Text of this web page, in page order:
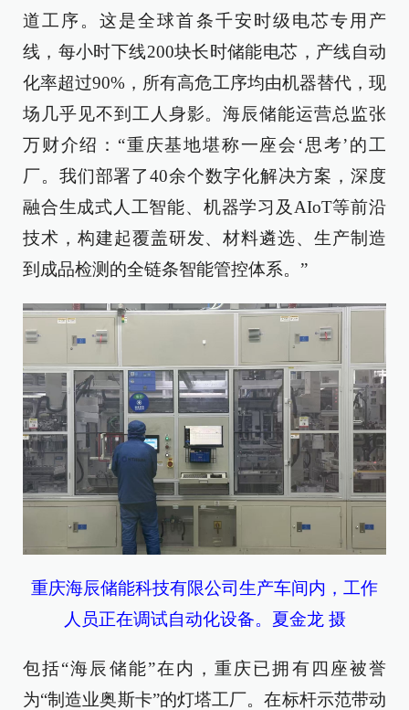
道工序。这是全球首条千安时级电芯专用产
线，每小时下线200块长时储能电芯，产线自动
化率超过90%，所有高危工序均由机器替代，现
场几乎见不到工人身影。海辰储能运营总监张
万财介绍：“重庆基地堪称一座会‘思考’的工
厂。我们部署了40余个数字化解决方案，深度
融合生成式人工智能、机器学习及AIoT等前沿
技术，构建起覆盖研发、材料遴选、生产制造
到成品检测的全链条智能管控体系。”
重庆海辰储能科技有限公司生产车间内，工作
人员正在调试自动化设备。夏金龙 摄
包括“海辰储能”在内，重庆已拥有四座被誉
为“制造业奥斯卡”的灯塔工厂。在标杆示范带动